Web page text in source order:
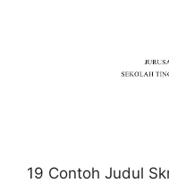
19 Contoh Judul